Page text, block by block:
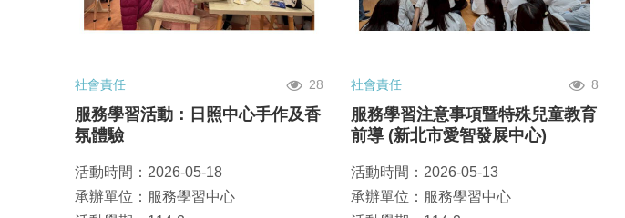
社會責任 28
服務學習活動：日照中心手作及香
氛體驗
活動時間：2026-05-18
承辦單位：服務學習中心
社會責任 8
服務學習注意事項暨特殊兒童教育
前導 (新北市愛智發展中心)
活動時間：2026-05-13
承辦單位：服務學習中心